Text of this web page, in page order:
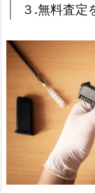
３.無料査定